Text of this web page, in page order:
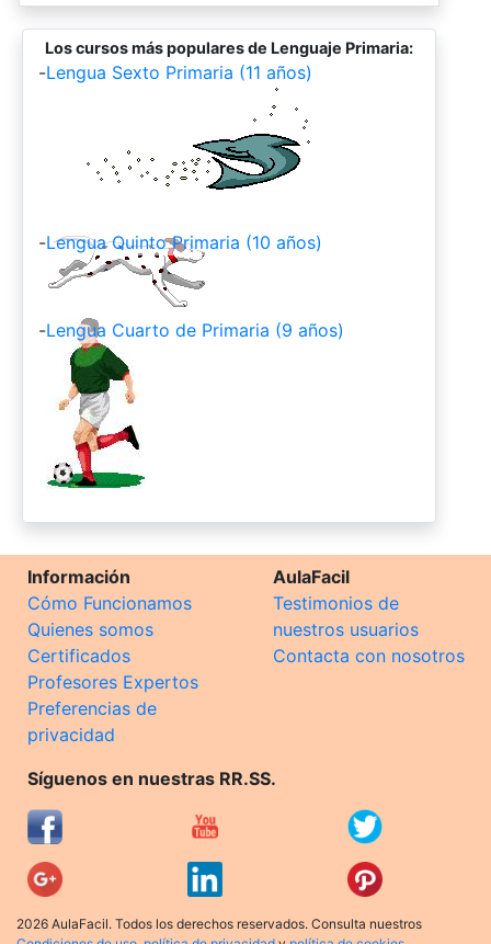
Los cursos más populares de Lenguaje Primaria:
-Lengua Sexto Primaria (11 años)
-Lengua Quinto Primaria (10 años)
-Lengua Cuarto de Primaria (9 años)
Información
Cómo Funcionamos
Quienes somos
Certificados
Profesores Expertos
Preferencias de
privacidad
AulaFacil
Testimonios de
nuestros usuarios
Contacta con nosotros
Síguenos en nuestras RR.SS.
2026 AulaFacil. Todos los derechos reservados. Consulta nuestros